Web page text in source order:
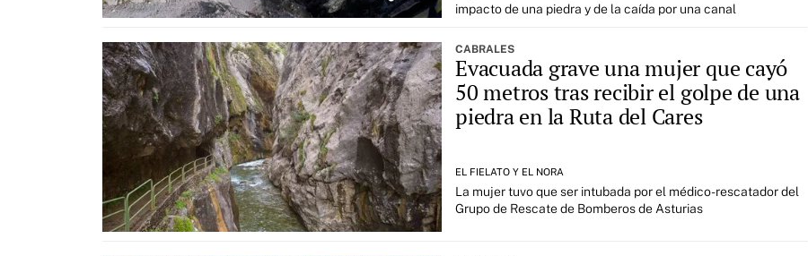
impacto de una piedra y de la caída por una canal
CABRALES
Evacuada grave una mujer que cayó
50 metros tras recibir el golpe de una
piedra en la Ruta del Cares
EL FIELATO Y EL NORA
La mujer tuvo que ser intubada por el médico-rescatador del
Grupo de Rescate de Bomberos de Asturias